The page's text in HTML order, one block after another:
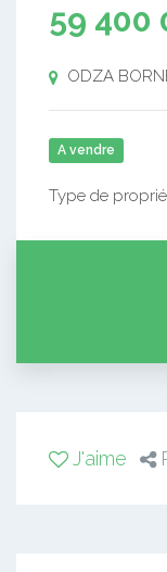
59 400
ODZA
A vendre
Type de
J'aime